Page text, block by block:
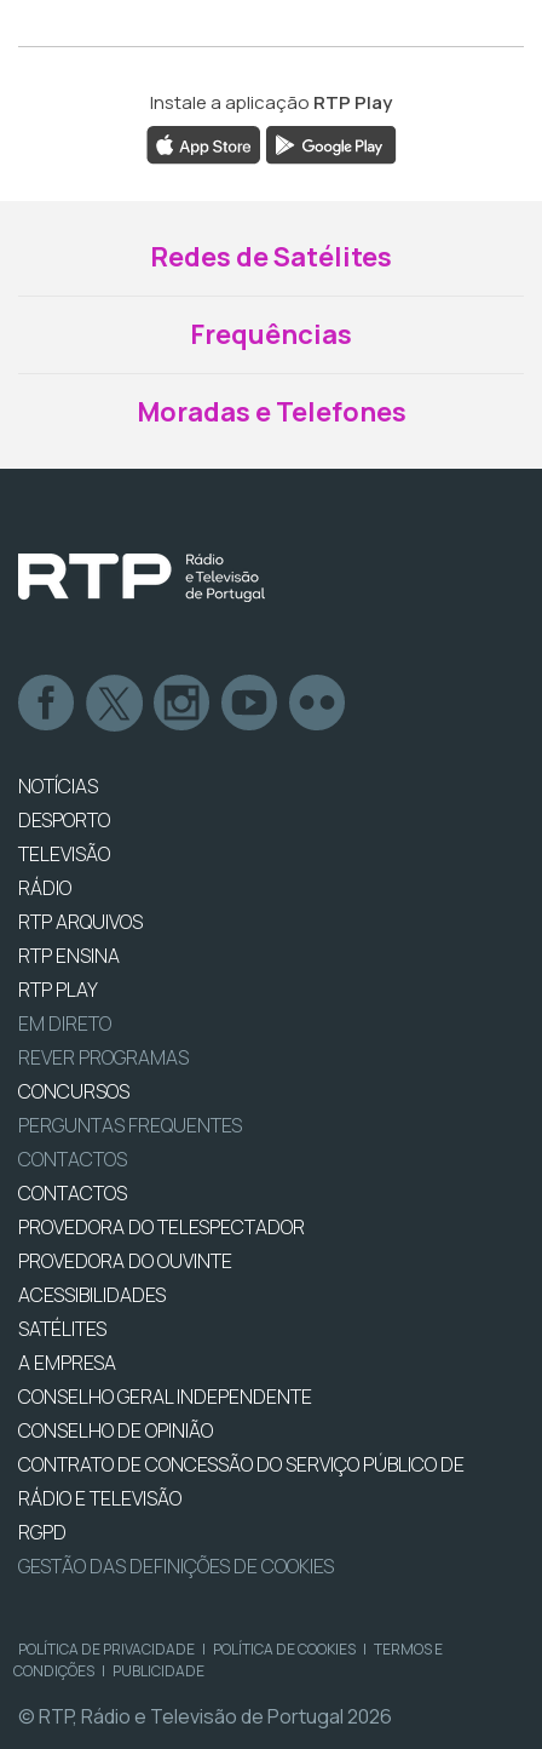
Instale a aplicação RTP Play
Redes de Satélites
Frequências
Moradas e Telefones
NOTÍCIAS
DESPORTO
TELEVISÃO
RÁDIO
RTP ARQUIVOS
RTP ENSINA
RTP PLAY
EM DIRETO
REVER PROGRAMAS
CONCURSOS
PERGUNTAS FREQUENTES
CONTACTOS
CONTACTOS
PROVEDORA DO TELESPECTADOR
PROVEDORA DO OUVINTE
ACESSIBILIDADES
SATÉLITES
A EMPRESA
CONSELHO GERAL INDEPENDENTE
CONSELHO DE OPINIÃO
CONTRATO DE CONCESSÃO DO SERVIÇO PÚBLICO DE
RÁDIO E TELEVISÃO
RGPD
GESTÃO DAS DEFINIÇÕES DE COOKIES
POLÍTICA DE PRIVACIDADE | POLÍTICA DE COOKIES | TERMOS E
CONDIÇÕES | PUBLICIDADE
© RTP, Rádio e Televisão de Portugal 2026